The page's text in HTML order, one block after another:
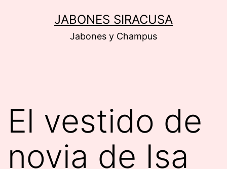
JABONES SIRACUSA
Jabones y Champus
El vestido de
novia de Isa